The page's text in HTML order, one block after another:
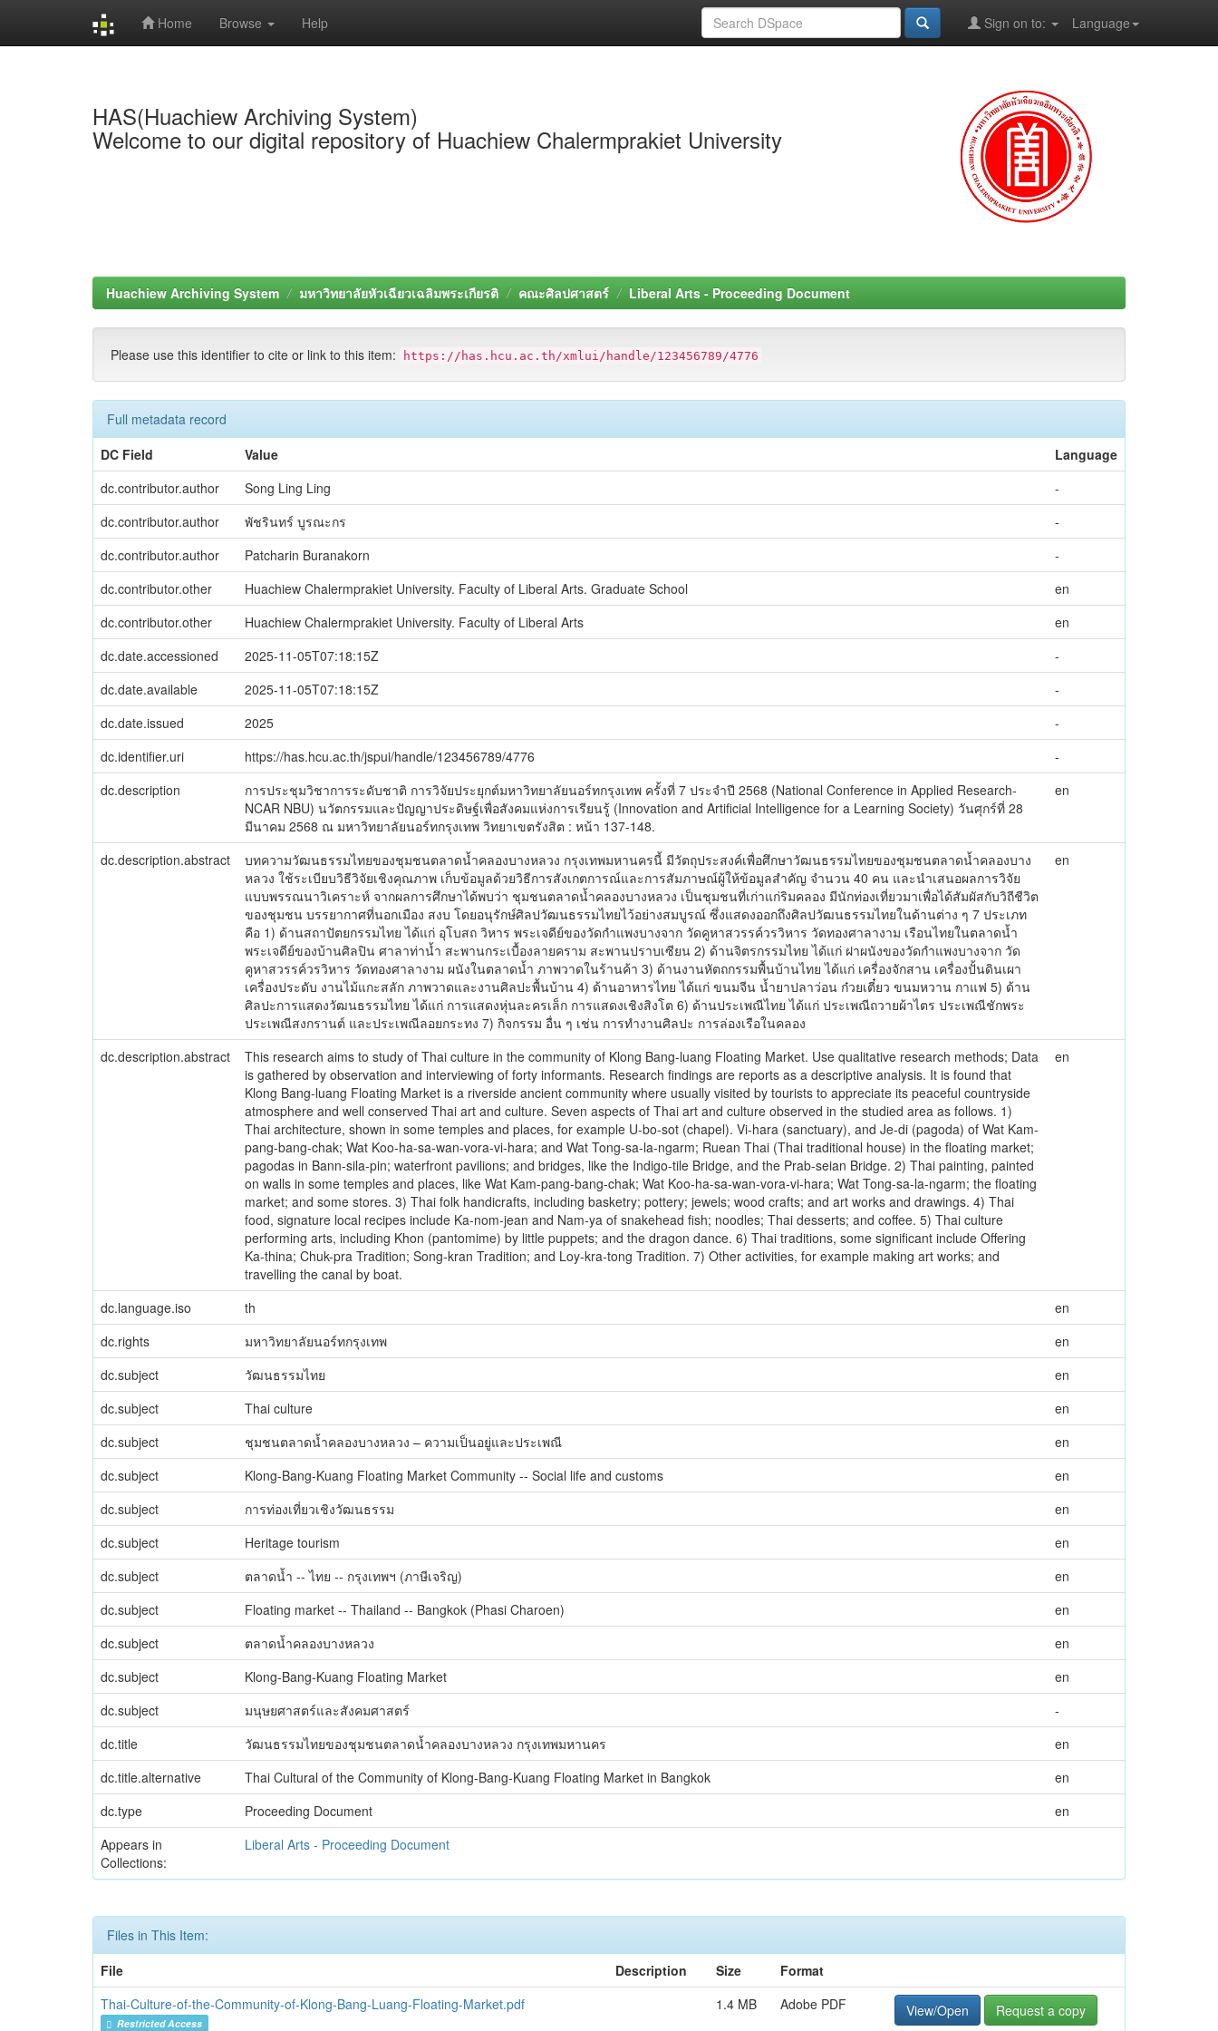
Home Browse Help Language
Sign on to:
HAS(Huachiew Archiving System)
Welcome to our digital repository of Huachiew Chalermprakiet University
Huachiew Archiving System มหาวิทยาลัยหัวเฉียวเฉลิมพระเกียรติ คณะศิลปศาสตร์ Liberal Arts - Proceeding Document
Please use this identifier to cite or link to this item: https://has.hcu.ac.th/xmlui/handle/123456789/4776
Full metadata record
DC Field
Value
Language
dc.contributor.author
Song Ling Ling
-
dc.contributor.author
พัชรินทร์ บูรณะกร
-
dc.contributor.author
Patcharin Buranakorn
-
dc.contributor.other
Huachiew Chalermprakiet University. Faculty of Liberal Arts. Graduate School
en
dc.contributor.other
Huachiew Chalermprakiet University. Faculty of Liberal Arts
en
dc.date.accessioned
2025-11-05T07:18:15Z
-
dc.date.available
2025-11-05T07:18:15Z
-
dc.date.issued
2025
-
dc.identifier.uri
https://has.hcu.ac.th/jspui/handle/123456789/4776
-
dc.description
การประชุมวิชาการระดับชาติ การวิจัยประยุกต์มหาวิทยาลัยนอร์ทกรุงเทพ ครั้งที่ 7 ประจำปี 2568 (National Conference in Applied Research-
NCAR NBU) นวัตกรรมและปัญญาประดิษฐ์เพื่อสังคมแห่งการเรียนรู้ (Innovation and Artificial Intelligence for a Learning Society) วันศุกร์ที่ 28
มีนาคม 2568 ณ มหาวิทยาลัยนอร์ทกรุงเทพ วิทยาเขตรังสิต : หน้า 137-148.
en
dc.description.abstract
บทความวัฒนธรรมไทยของชุมชนตลาดน้ำคลองบางหลวง กรุงเทพมหานครนี้ มีวัตถุประสงค์เพื่อศึกษาวัฒนธรรมไทยของชุมชนตลาดน้ำคลองบาง
หลวง ใช้ระเบียบวิธีวิจัยเชิงคุณภาพ เก็บข้อมูลด้วยวิธีการสังเกตการณ์และการสัมภาษณ์ผู้ให้ข้อมูลสำคัญ จำนวน 40 คน และนำเสนอผลการวิจัย
แบบพรรณนาวิเคราะห์ จากผลการศึกษาได้พบว่า ชุมชนตลาดน้ำคลองบางหลวง เป็นชุมชนที่เก่าแก่ริมคลอง มีนักท่องเที่ยวมาเพื่อได้สัมผัสกับวิถีชีวิต
ของชุมชน บรรยากาศที่นอกเมือง สงบ โดยอนุรักษ์ศิลปวัฒนธรรมไทยไว้อย่างสมบูรณ์ ซึ่งแสดงออกถึงศิลปวัฒนธรรมไทยในด้านต่าง ๆ 7 ประเภท
คือ 1) ด้านสถาปัตยกรรมไทย ได้แก่ อุโบสถ วิหาร พระเจดีย์ของวัดกำแพงบางจาก วัดคูหาสวรรค์วรวิหาร วัดทองศาลางาม เรือนไทยในตลาดน้ำ
พระเจดีย์ของบ้านศิลปิน ศาลาท่าน้ำ สะพานกระเบื้องลายคราม สะพานปราบเซียน 2) ด้านจิตรกรรมไทย ได้แก่ ฝาผนังของวัดกำแพงบางจาก วัด
คูหาสวรรค์วรวิหาร วัดทองศาลางาม ผนังในตลาดน้ำ ภาพวาดในร้านค้า 3) ด้านงานหัตถกรรมพื้นบ้านไทย ได้แก่ เครื่องจักสาน เครื่องปั้นดินเผา
เครื่องประดับ งานไม้แกะสลัก ภาพวาดและงานศิลปะพื้นบ้าน 4) ด้านอาหารไทย ได้แก่ ขนมจีน น้ำยาปลาว่อน ก๋วยเตี๋ยว ขนมหวาน กาแฟ 5) ด้าน
ศิลปะการแสดงวัฒนธรรมไทย ได้แก่ การแสดงหุ่นละครเล็ก การแสดงเชิงสิงโต 6) ด้านประเพณีไทย ได้แก่ ประเพณีถวายผ้าไตร ประเพณีชักพระ
ประเพณีสงกรานต์ และประเพณีลอยกระทง 7) กิจกรรม อื่น ๆ เช่น การทำงานศิลปะ การล่องเรือในคลอง
en
dc.description.abstract
This research aims to study of Thai culture in the community of Klong Bang-luang Floating Market. Use qualitative research methods; Data
is gathered by observation and interviewing of forty informants. Research findings are reports as a descriptive analysis. It is found that
Klong Bang-luang Floating Market is a riverside ancient community where usually visited by tourists to appreciate its peaceful countryside
atmosphere and well conserved Thai art and culture. Seven aspects of Thai art and culture observed in the studied area as follows. 1)
Thai architecture, shown in some temples and places, for example U-bo-sot (chapel). Vi-hara (sanctuary), and Je-di (pagoda) of Wat Kam-
pang-bang-chak; Wat Koo-ha-sa-wan-vora-vi-hara; and Wat Tong-sa-la-ngarm; Ruean Thai (Thai traditional house) in the floating market;
pagodas in Bann-sila-pin; waterfront pavilions; and bridges, like the Indigo-tile Bridge, and the Prab-seian Bridge. 2) Thai painting, painted
on walls in some temples and places, like Wat Kam-pang-bang-chak; Wat Koo-ha-sa-wan-vora-vi-hara; Wat Tong-sa-la-ngarm; the floating
market; and some stores. 3) Thai folk handicrafts, including basketry; pottery; jewels; wood crafts; and art works and drawings. 4) Thai
food, signature local recipes include Ka-nom-jean and Nam-ya of snakehead fish; noodles; Thai desserts; and coffee. 5) Thai culture
performing arts, including Khon (pantomime) by little puppets; and the dragon dance. 6) Thai traditions, some significant include Offering
Ka-thina; Chuk-pra Tradition; Song-kran Tradition; and Loy-kra-tong Tradition. 7) Other activities, for example making art works; and
travelling the canal by boat.
en
dc.language.iso th
en
dc.rights
มหาวิทยาลัยนอร์ทกรุงเทพ
en
dc.subject
วัฒนธรรมไทย
en
dc.subject
Thai culture
en
dc.subject
ชุมชนตลาดน้ำคลองบางหลวง – ความเป็นอยู่และประเพณี
en
dc.subject
Klong-Bang-Kuang Floating Market Community -- Social life and customs
en
dc.subject
การท่องเที่ยวเชิงวัฒนธรรม
en
dc.subject
Heritage tourism
en
dc.subject
ตลาดน้ำ -- ไทย -- กรุงเทพฯ (ภาษีเจริญ)
en
dc.subject
Floating market -- Thailand -- Bangkok (Phasi Charoen)
en
dc.subject
ตลาดน้ำคลองบางหลวง
en
dc.subject
Klong-Bang-Kuang Floating Market
en
dc.subject
มนุษยศาสตร์และสังคมศาสตร์
-
dc.title
วัฒนธรรมไทยของชุมชนตลาดน้ำคลองบางหลวง กรุงเทพมหานคร
en
dc.title.alternative
Thai Cultural of the Community of Klong-Bang-Kuang Floating Market in Bangkok
en
dc.type
Proceeding Document
en
Appears in
Collections:
Liberal Arts - Proceeding Document
Files in This Item:
File
Description Size
Format
Thai-Culture-of-the-Community-of-Klong-Bang-Luang-Floating-Market.pdf
Restricted Access
1.4 MB Adobe PDF View/Open Request a copy